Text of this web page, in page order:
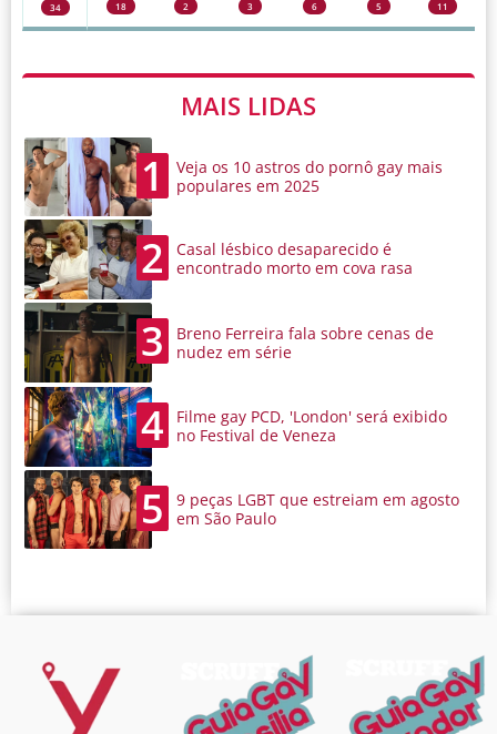
34 18 2 3 6 5 11
MAIS LIDAS
1
Veja os 10 astros do pornô gay mais
populares em 2025
2
Casal lésbico desaparecido é
encontrado morto em cova rasa
3
Breno Ferreira fala sobre cenas de
nudez em série
4
Filme gay PCD, 'London' será exibido
no Festival de Veneza
5
9 peças LGBT que estreiam em agosto
em São Paulo